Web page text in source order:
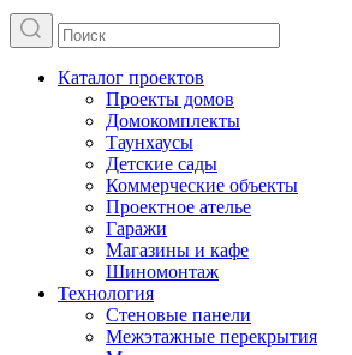
Каталог проектов
Проекты домов
Домокомплекты
Таунхаусы
Детские сады
Коммерческие объекты
Проектное ателье
Гаражи
Магазины и кафе
Шиномонтаж
Технология
Стеновые панели
Межэтажные перекрытия